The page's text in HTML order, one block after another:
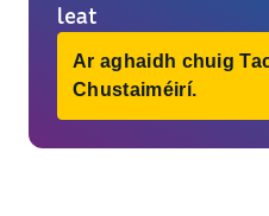
leat
Ar aghaidh chuig
Chustaiméirí.